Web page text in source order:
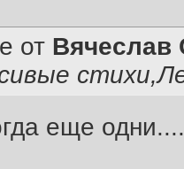
от Вячеслав
еще одни....